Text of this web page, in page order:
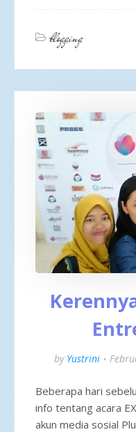
blogging
by Yustrini
Beberapa hari
info tentang acara
akun media sosial